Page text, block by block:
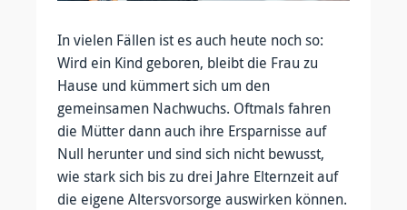
In vielen Fällen ist es auch heute noch so:
Wird ein Kind geboren, bleibt die Frau zu
Hause und kümmert sich um den
gemeinsamen Nachwuchs. Oftmals fahren
die Mütter dann auch ihre Ersparnisse auf
Null herunter und sind sich nicht bewusst,
wie stark sich bis zu drei Jahre Elternzeit auf
die eigene Altersvorsorge auswirken können.